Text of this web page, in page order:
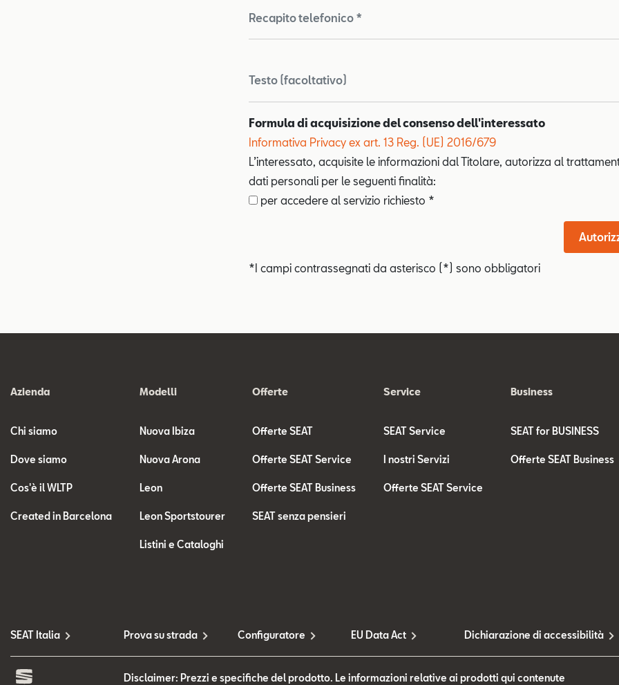
Recapito telefonico *
Testo (facoltativo)
Formula di acquisizione del consenso dell'interessato
Informativa Privacy ex art. 13 Reg. (UE) 2016/679
L’interessato, acquisite le informazioni dal Titolare, autorizza al
dati personali per le seguenti finalità:
per accedere al servizio richiesto *
*I campi contrassegnati da asterisco (*) sono obbligatori
Azienda
Chi siamo
Dove siamo
Cos'è il WLTP
Created in Barcelona
Modelli
Nuova Ibiza
Nuova Arona
Leon
Leon Sportstourer
Listini e Cataloghi
Offerte
Offerte SEAT
Offerte SEAT Service
Offerte SEAT Business
SEAT senza pensieri
Service
SEAT Service
I nostri Servizi
Offerte SEAT Service
Business
SEAT for BUSINESS
Offerte SEAT Business
SEAT Italia Prova su strada Configuratore EU Data Act Dichiarazione di accessibilità
Disclaimer: Prezzi e specifiche del prodotto. Le informazioni relative ai prodotti qui contenute